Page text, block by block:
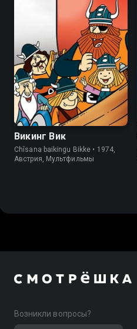
7.1
Викинг Вик
Chîsana baikingu Bikke • 1974,
Австрия, Мультфильмы
Возникли вопросы?